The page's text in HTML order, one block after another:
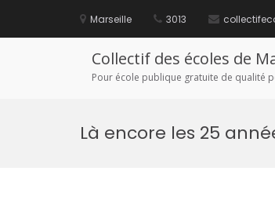
contenu
Marseille 3013
Collectif des écoles de
Pour école publique gratuite de qualité
Là encore les 25